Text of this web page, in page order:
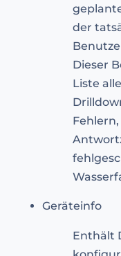
der
Dieser
Liste
Geräteinfo
Enthält